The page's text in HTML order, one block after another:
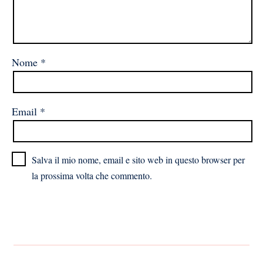
Nome *
Email *
Salva il mio nome, email e sito web in questo browser per
la prossima volta che commento.